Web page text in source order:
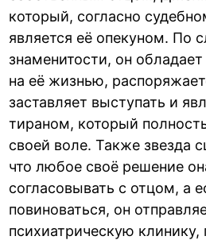
который, согласно
является её опекуном. По
знаменитости, он
на её жизнью,
заставляет выступать и
тираном, который
своей воле. Также звезда
что любое своё решение
согласовывать с отцом, а
повиноваться, он
психиатрическую клинику,